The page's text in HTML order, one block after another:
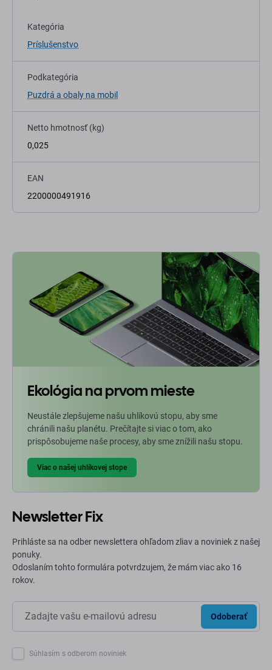
Kategória
Príslušenstvo
Podkategória
Puzdrá a obaly na mobil
Netto hmotnosť (kg)
0,025
EAN
2200000491916
Ekológia na prvom mieste
Neustále zlepšujeme našu uhlíkovú stopu, aby sme
chránili našu planétu. Prečítajte si viac o tom, ako
prispôsobujeme naše procesy, aby sme znížili našu stopu.
Viac o našej uhlíkovej stope
Newsletter Fix
Prihláste sa na odber newslettera ohľadom zliav a noviniek z našej
ponuky.
Odoslaním tohto formulára potvrdzujem, že mám viac ako 16
rokov.
Odoberať
Súhlasím s odberom noviniek